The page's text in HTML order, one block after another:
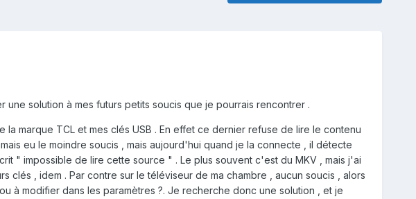
solution à mes futurs petits soucis que je pourrais rencontrer .
marque TCL et mes clés USB . En effet ce dernier refuse de lire le contenu
eu le moindre soucis , mais aujourd'hui quand je la connecte , il détecte
" impossible de lire cette source " . Le plus souvent c'est du MKV , mais j'ai
clés , idem . Par contre sur le téléviseur de ma chambre , aucun soucis , alors
à modifier dans les paramètres ?. Je recherche donc une solution , et je